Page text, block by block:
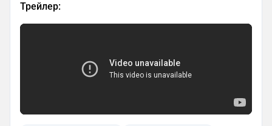
Трейлер: